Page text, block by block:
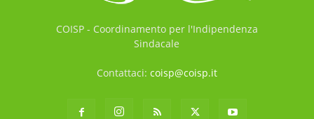
COISP - Coordinamento per l'Indipendenza
Sindacale
Contattaci: coisp@coisp.it